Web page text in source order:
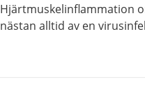
Hjärtmuskelinflammation
nästan alltid av en